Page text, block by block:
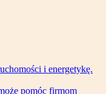
i energetykę.
pomóc firmom